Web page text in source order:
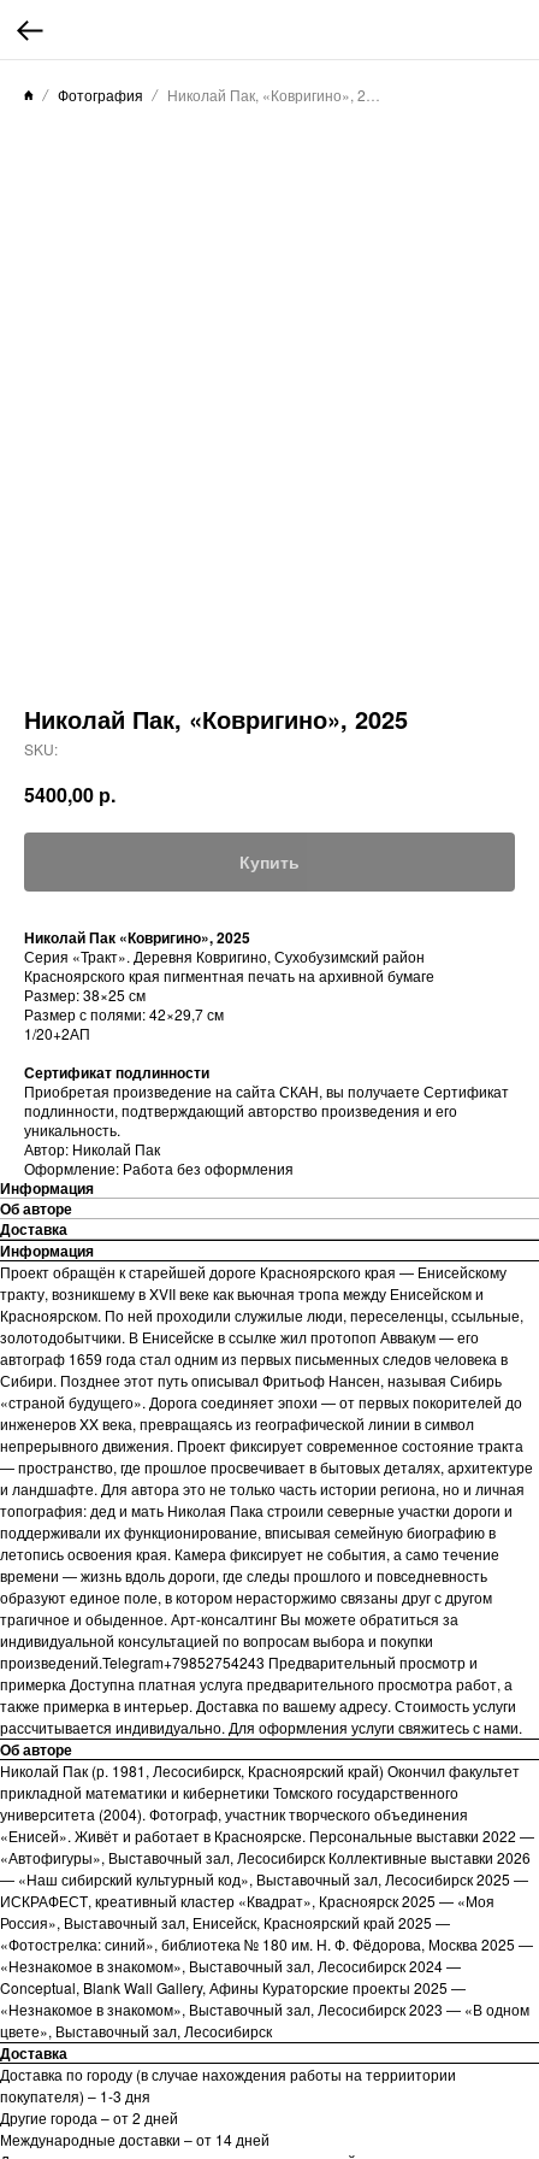
Фотография
Николай Пак, «Ковригино», 2025
SKU:
5400,00 р.
Купить
Николай Пак «Ковригино», 2025
Серия «Тракт». Деревня Ковригино, Сухобузимский район
Красноярского края пигментная печать на архивной бумаге
Размер: 38×25 см
Размер с полями: 42×29,7 см
1/20+2АП
Сертификат подлинности
Приобретая произведение на сайта СКАН, вы получаете Сертификат
подлинности, подтверждающий авторство произведения и его
уникальность.
Автор: Николай Пак
Оформление: Работа без оформления
Информация
Об авторе
Доставка
Информация
Проект обращён к старейшей дороге Красноярского края — Енисейскому
тракту, возникшему в XVII веке как вьючная тропа между Енисейском и
Красноярском. По ней проходили служилые люди, переселенцы, ссыльные,
золотодобытчики. В Енисейске в ссылке жил протопоп Аввакум — его
автограф 1659 года стал одним из первых письменных следов человека в
Сибири. Позднее этот путь описывал Фритьоф Нансен, называя Сибирь
«страной будущего». Дорога соединяет эпохи — от первых покорителей до
инженеров XX века, превращаясь из географической линии в символ
непрерывного движения. Проект фиксирует современное состояние тракта
— пространство, где прошлое просвечивает в бытовых деталях, архитектуре
и ландшафте. Для автора это не только часть истории региона, но и личная
топография: дед и мать Николая Пака строили северные участки дороги и
поддерживали их функционирование, вписывая семейную биографию в
летопись освоения края. Камера фиксирует не события, а само течение
времени — жизнь вдоль дороги, где следы прошлого и повседневность
образуют единое поле, в котором нерасторжимо связаны друг с другом
трагичное и обыденное. Арт-консалтинг Вы можете обратиться за
индивидуальной консультацией по вопросам выбора и покупки
произведений.Telegram+79852754243 Предварительный просмотр и
примерка Доступна платная услуга предварительного просмотра работ, а
также примерка в интерьер. Доставка по вашему адресу. Стоимость услуги
рассчитывается индивидуально. Для оформления услуги свяжитесь с нами.
Об авторе
Николай Пак (р. 1981, Лесосибирск, Красноярский край) Окончил факультет
прикладной математики и кибернетики Томского государственного
университета (2004). Фотограф, участник творческого объединения
«Енисей». Живёт и работает в Красноярске. Персональные выставки 2022 —
«Автофигуры», Выставочный зал, Лесосибирск Коллективные выставки 2026
— «Наш сибирский культурный код», Выставочный зал, Лесосибирск 2025 —
ИСКРАФЕСТ, креативный кластер «Квадрат», Красноярск 2025 — «Моя
Россия», Выставочный зал, Енисейск, Красноярский край 2025 —
«Фотострелка: синий», библиотека № 180 им. Н. Ф. Фёдорова, Москва 2025 —
«Незнакомое в знакомом», Выставочный зал, Лесосибирск 2024 —
Conceptual, Blank Wall Gallery, Афины Кураторские проекты 2025 —
«Незнакомое в знакомом», Выставочный зал, Лесосибирск 2023 — «В одном
цвете», Выставочный зал, Лесосибирск
Доставка
Доставка по городу (в случае нахождения работы на терриитории
покупателя) – 1-3 дня
Другие города – от 2 дней
Международные доставки – от 14 дней